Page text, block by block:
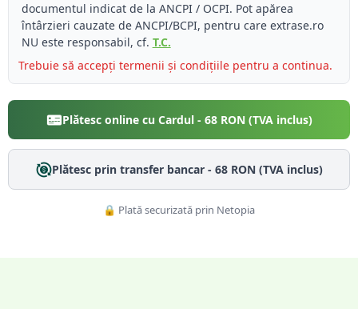
documentul indicat de la ANCPI / OCPI. Pot apărea
întârzieri cauzate de ANCPI/BCPI, pentru care extrase.ro
NU este responsabil, cf. T.C.
Trebuie să accepți termenii și condițiile pentru a continua.
Plătesc online cu Cardul - 68RON (TVA inclus)
Plătesc prin transfer bancar - 68RON (TVA inclus)
🔒 Plată securizată prin Netopia